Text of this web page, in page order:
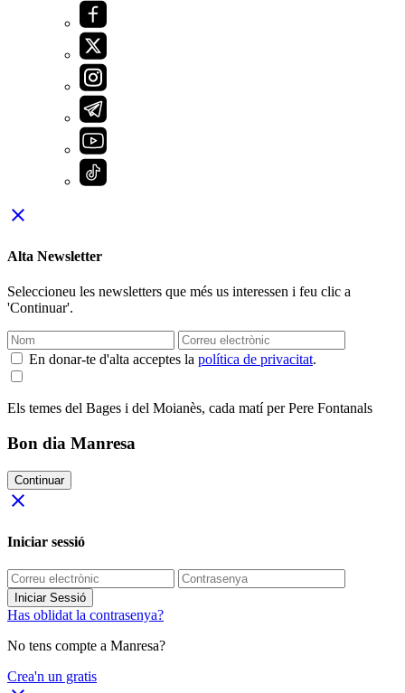
close
Alta Newsletter
Seleccioneu les newsletters que més us interessen i feu clic a
'Continuar'.
En donar-te d'alta acceptes la política de privacitat.
Els temes del Bages i del Moianès, cada matí per Pere Fontanals
Bon dia Manresa
Continuar
close
Iniciar sessió
Iniciar Sessió
Has oblidat la contrasenya?
No tens compte a Manresa?
Crea'n un gratis